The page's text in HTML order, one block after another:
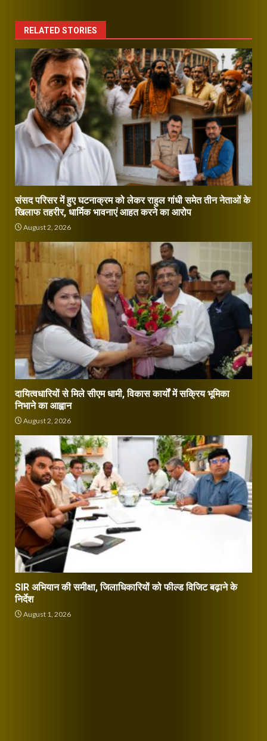
RELATED STORIES
संसद परिसर में हुए घटनाक्रम को लेकर राहुल गांधी समेत तीन नेताओं के
खिलाफ तहरीर, धार्मिक भावनाएं आहत करने का आरोप
August 2, 2026
दायित्वधारियों से मिले सीएम धामी, विकास कार्यों में सक्रिय भूमिका
निभाने का आह्वान
August 2, 2026
SIR अभियान की समीक्षा, जिलाधिकारियों को फील्ड विजिट बढ़ाने के
निर्देश
August 1, 2026